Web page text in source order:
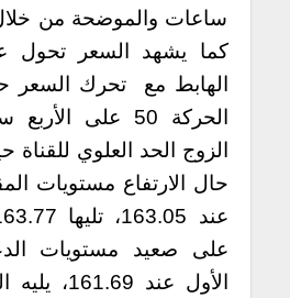
ساعات والموضحة من خلال
كما يشهد السعر تحول
الهابط مع تحرك
الحركة 50 على
الزوج الحد العلوي
حال الارتفاع مستويات
على صعيد مستويات
الأول عند